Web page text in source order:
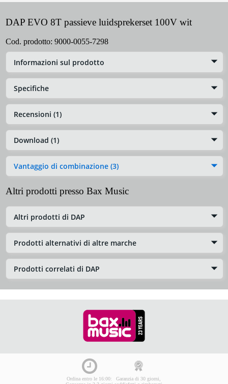
DAP EVO 8T passieve luidsprekerset 100V wit
Cod. prodotto: 9000-0055-7298
Informazioni sul prodotto
Specifiche
Recensioni (1)
Download (1)
Vantaggio di combinazione (3)
Altri prodotti presso Bax Music
Altri prodotti di DAP
Prodotti alternativi di altre marche
Prodotti correlati di DAP
Ordina entro le 16:00:
Garanzia di 30 giorni,